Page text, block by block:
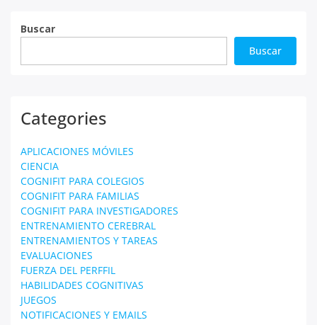
Buscar
Buscar
Categories
APLICACIONES MÓVILES
CIENCIA
COGNIFIT PARA COLEGIOS
COGNIFIT PARA FAMILIAS
COGNIFIT PARA INVESTIGADORES
ENTRENAMIENTO CEREBRAL
ENTRENAMIENTOS Y TAREAS
EVALUACIONES
FUERZA DEL PERFFIL
HABILIDADES COGNITIVAS
JUEGOS
NOTIFICACIONES Y EMAILS